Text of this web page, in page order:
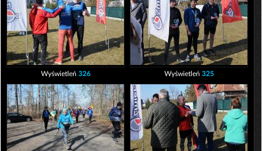
Wyświetleń 326 Wyświetleń 325